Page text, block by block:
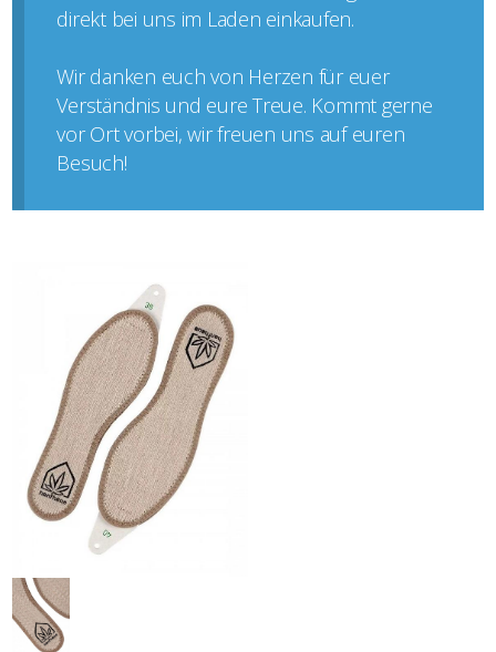
direkt bei uns im Laden einkaufen.
Wir danken euch von Herzen für euer
Verständnis und eure Treue. Kommt gerne
vor Ort vorbei, wir freuen uns auf euren
Besuch!